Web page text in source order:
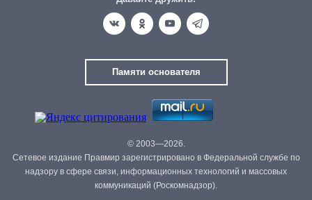
Памяти основателя
© 2003—2026.
Сетевое издание Правмир зарегистрировано в Федеральной службе по
надзору в сфере связи, информационных технологий и массовых
коммуникаций (Роскомнадзор).